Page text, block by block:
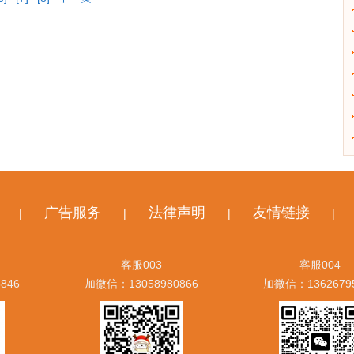
| 广告服务 | 法律声明 | 友情链接 |
客服003
加微信：13058980866
客服004
加微信：